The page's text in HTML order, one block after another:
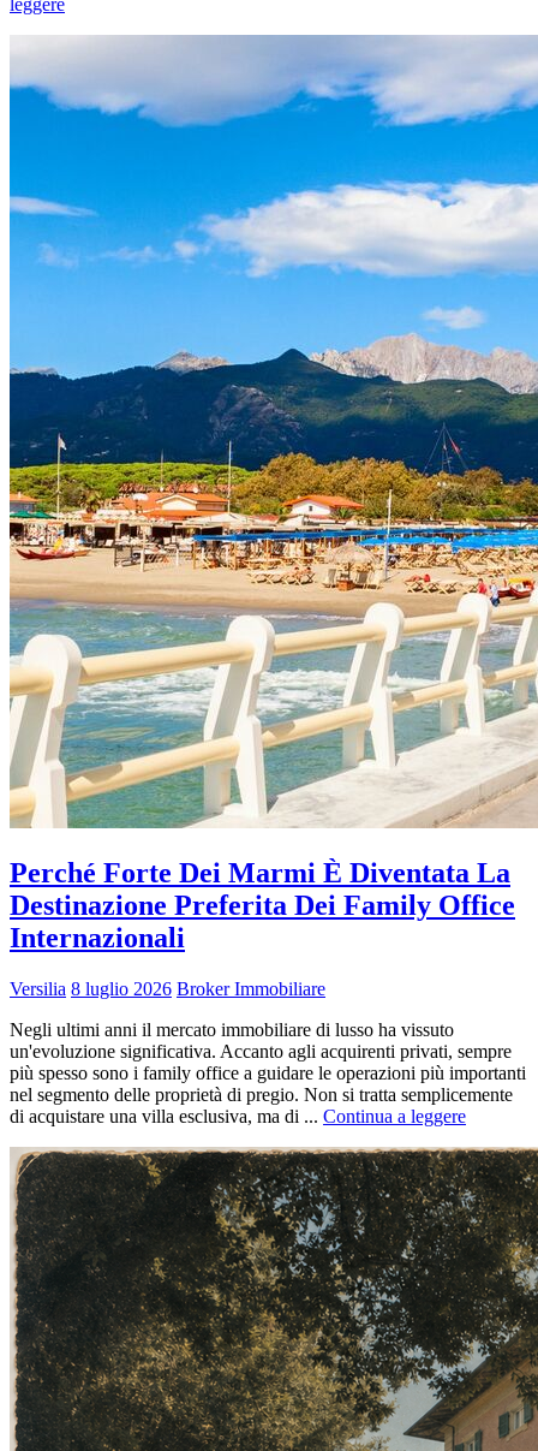
leggere
Perché Forte Dei Marmi È Diventata La
Destinazione Preferita Dei Family Office
Internazionali
Versilia 8 luglio 2026 Broker Immobiliare
Negli ultimi anni il mercato immobiliare di lusso ha vissuto
un'evoluzione significativa. Accanto agli acquirenti privati, sempre
più spesso sono i family office a guidare le operazioni più importanti
nel segmento delle proprietà di pregio. Non si tratta semplicemente
di acquistare una villa esclusiva, ma di ... Continua a leggere